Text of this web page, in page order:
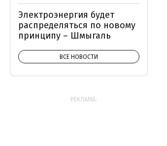
Электроэнергия будет
распределяться по новому
принципу – Шмыгаль
ВСЕ НОВОСТИ
РЕКЛАМА: